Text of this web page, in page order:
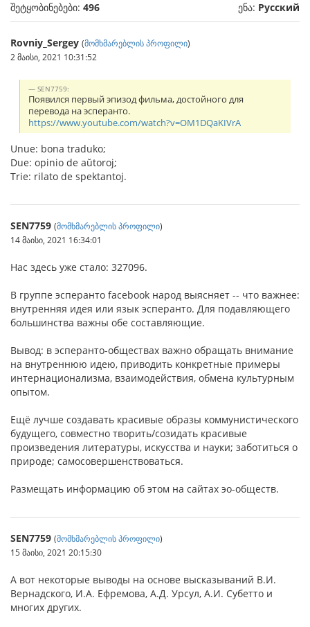
შეტყობინებები: 496 ენა: Русский
Rovniy_Sergey (მომხმარებლის პროფილი)
2 მაისი, 2021 10:31:52
SEN7759:
Появился первый эпизод фильма, достойного для
перевода на эсперанто.
https://www.youtube.com/watch?v=OM1DQaKIVrA
Unue: bona traduko;
Due: opinio de aŭtoroj;
Trie: rilato de spektantoj.
SEN7759 (მომხმარებლის პროფილი)
14 მაისი, 2021 16:34:01
Нас здесь уже стало: 327096.
В группе эсперанто facebook народ выясняет -- что важнее:
внутренняя идея или язык эсперанто. Для подавляющего
большинства важны обе составляющие.
Вывод: в эсперанто-обществах важно обращать внимание
на внутреннюю идею, приводить конкретные примеры
интернационализма, взаимодействия, обмена культурным
опытом.
Ещё лучше создавать красивые образы коммунистического
будущего, совместно творить/созидать красивые
произведения литературы, искусства и науки; заботиться о
природе; самосовершенствоваться.
Размещать информацию об этом на сайтах эо-обществ.
SEN7759 (მომხმარებლის პროფილი)
15 მაისი, 2021 20:15:30
А вот некоторые выводы на основе высказываний В.И.
Вернадского, И.А. Ефремова, А.Д. Урсул, А.И. Субетто и
многих других.